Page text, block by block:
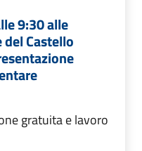
9:30 alle
del Castello
gratuita e lavoro